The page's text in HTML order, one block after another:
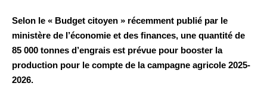
Selon le « Budget citoyen » récemment publié par le
ministère de l’économie et des finances, une quantité de
85 000 tonnes d’engrais est prévue pour booster la
production pour le compte de la campagne agricole 2025-
2026.